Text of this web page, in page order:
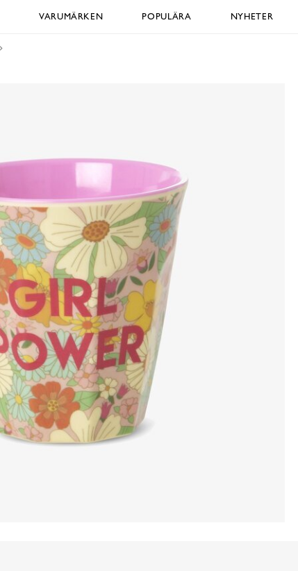
VARUMÄRKEN POPULÄRA NYHETER